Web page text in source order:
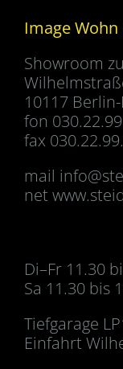
Image
Showroom
10117
fon
fax
mail
net
Di–Fr 11.30
Sa 11.30 bis
Tiefgarage
Einfahrt